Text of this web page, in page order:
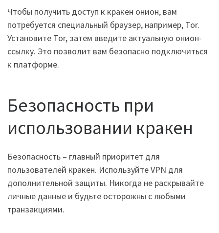
Чтобы получить доступ к кракен онион, вам
потребуется специальный браузер, например, Tor.
Установите Tor, затем введите актуальную онион-
ссылку. Это позволит вам безопасно подключиться
к платформе.
Безопасность при
использовании кракен
Безопасность – главный приоритет для
пользователей кракен. Используйте VPN для
дополнительной защиты. Никогда не раскрывайте
личные данные и будьте осторожны с любыми
транзакциями.